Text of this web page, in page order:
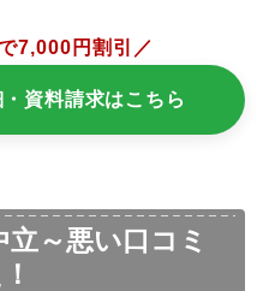
7,000円割引／
資料請求はこちら
～悪い口コミ